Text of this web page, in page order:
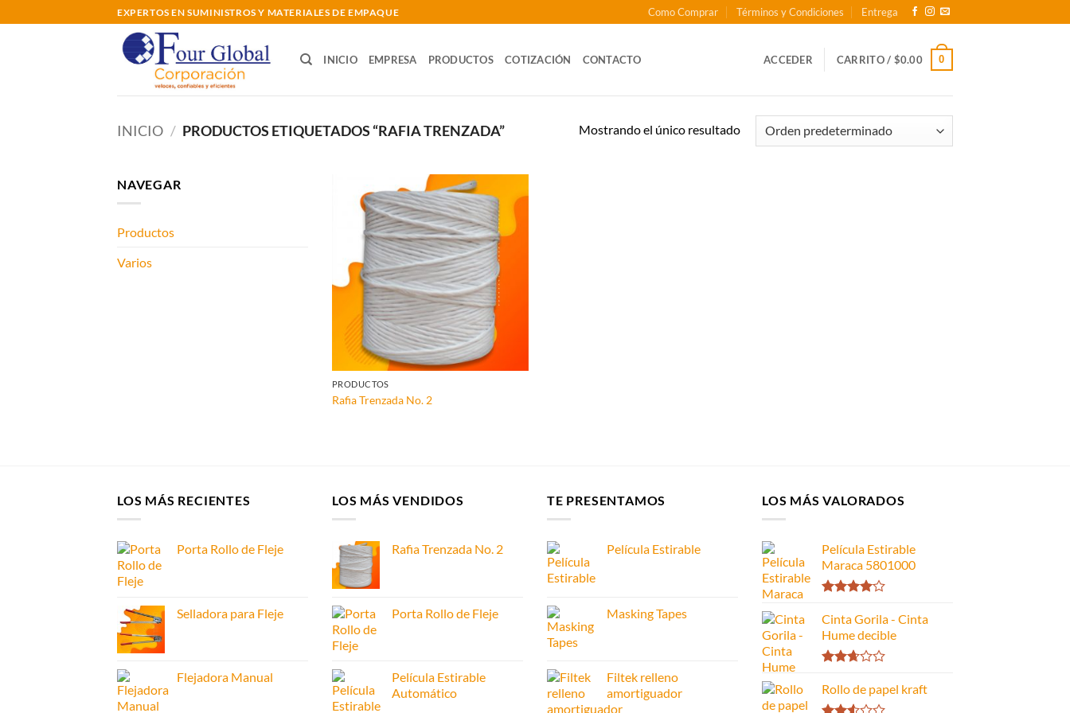
al
EXPERTOS EN SUMINISTROS Y MATERIALES DE EMPAQUE Como Comprar Términos y Condiciones Entrega
INICIO EMPRESA PRODUCTOS COTIZACIÓN CONTACTO ACCEDER CARRITO / $0.00 0
INICIO / PRODUCTOS ETIQUETADOS “RAFIA TRENZADA” Mostrando el único resultado
NAVEGAR
Productos
Varios
PRODUCTOS
Rafia Trenzada No. 2
LOS MÁS RECIENTES
Porta Rollo de Fleje
Selladora para Fleje
Flejadora Manual
LOS MÁS VENDIDOS
Rafia Trenzada No. 2
Porta Rollo de Fleje
Película Estirable
Automático
TE PRESENTAMOS
Película Estirable
Masking Tapes
Filtek relleno
amortiguador
LOS MÁS VALORADOS
Película Estirable
Maraca 5801000
con4.00
de 5
Cinta Gorila - Cinta
Hume decible
con
2.66
Rollo de papel kraft